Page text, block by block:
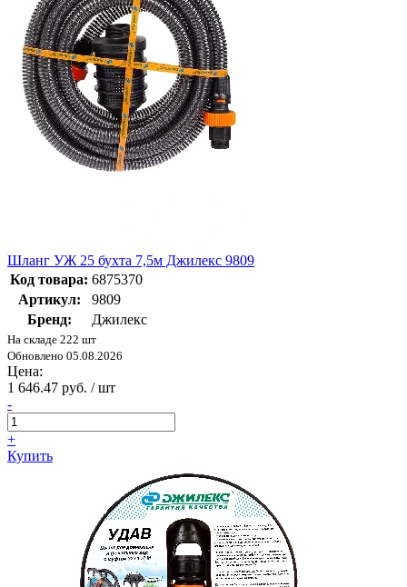
Шланг УЖ 25 бухта 7,5м Джилекс 9809
Код товара: 6875370
Артикул:
9809
Бренд:
Джилекс
На складе 222 шт
Обновлено 05.08.2026
Цена:
1 646.47 руб. / шт
-
+
Купить